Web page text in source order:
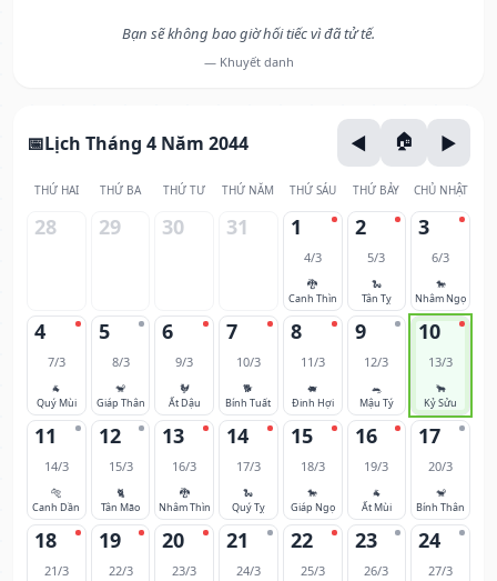
Bạn sẽ không bao giờ hối tiếc vì đã tử tế.
— Khuyết danh
Lịch Tháng 4 Năm 2044
THỨ HAI THỨ BA THỨ TƯ THỨ NĂM THỨ SÁU THỨ BẢY CHỦ NHẬT
28 29 30 31 1
4/3
🐉
Canh Thìn
2
5/3
🐍
Tân Tỵ
3
6/3
🐎
Nhâm Ngọ
4
7/3
🐐
Quý Mùi
5
8/3
🐒
Giáp Thân
6
9/3
🐓
Ất Dậu
7
10/3
🐕
Bính Tuất
8
11/3
🐖
Đinh Hợi
9
12/3
🐀
Mậu Tý
10
13/3
🐂
Kỷ Sửu
11
14/3
🐅
Canh Dần
12
15/3
🐈
Tân Mão
13
16/3
🐉
Nhâm Thìn
14
17/3
🐍
Quý Tỵ
15
18/3
🐎
Giáp Ngọ
16
19/3
🐐
Ất Mùi
17
20/3
🐒
Bính Thân
18
21/3
19
22/3
20
23/3
21
24/3
22
25/3
23
26/3
24
27/3